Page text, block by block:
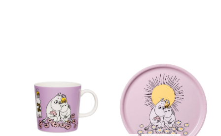
スイートハーツ
(税込)
ムーミン クラシック木製トレ
イ 35cm スイートハーツ
￥6,600
(税込)